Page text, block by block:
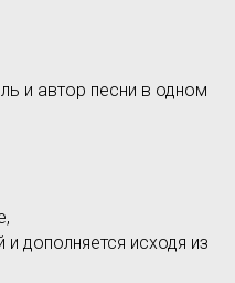
и автор песни в одном
дополняется исходя из